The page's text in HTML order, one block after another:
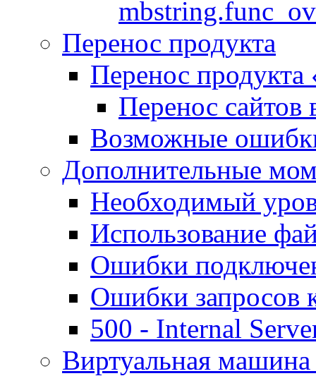
Перенос продукта
Перенос продукта
Перенос сайтов
Возможные
Дополнительные
Необходимый
Использование
Ошибки
Ошибки запросов
500 - Internal
Виртуальная